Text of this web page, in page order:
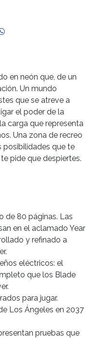
en neón que, de un
Un mundo
que se atreve a
el poder de la
carga que representa
Una zona de recreo
posibilidades que te
pide que despiertes.
de 80 páginas. Las
en el aclamado Year
y refinado a
eléctricos: el
que los Blade
para jugar.
Los Ángeles en 2037
pruebas que